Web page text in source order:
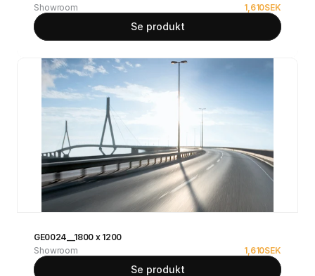
Showroom
1,610SEK
Se produkt
GE0024__1800 x 1200
Showroom
1,610SEK
Se produkt